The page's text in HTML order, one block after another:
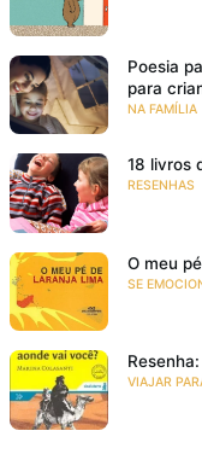
Poesia
para
NA FAMÍLIA
18 livros
RESENHAS
O meu
SE
VIAJAR